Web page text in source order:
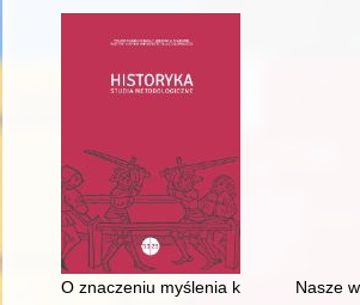
O znaczeniu myślenia Nasze